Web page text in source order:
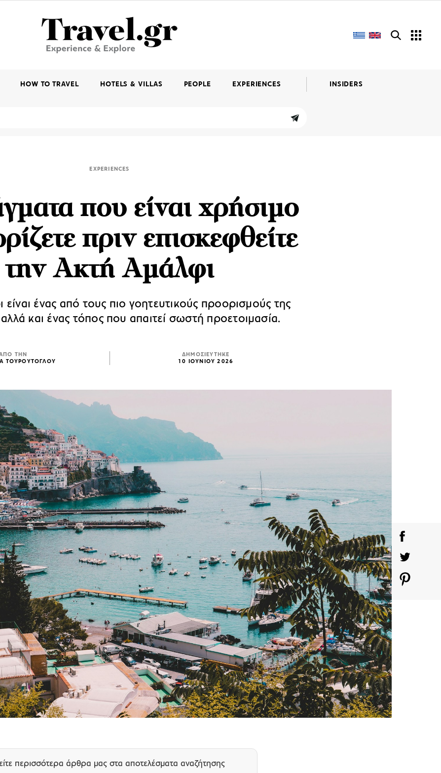
HOW TO TRAVEL HOTELS & VILLAS PEOPLE EXPERIENCES INSIDERS
EXPERIENCES
που είναι χρήσιμο
πριν επισκεφθείτε
την Ακτή Αμάλφι
ένας από τους πιο γοητευτικούς προορισμούς της
και ένας τόπος που απαιτεί σωστή προετοιμασία.
ΤΗΝ
ΤΟΥΡΟΥΤΟΓΛΟΥ
ΔΗΜΟΣΙΕΥΤΗΚΕ
10 ΙΟΥΝΙΟΥ 2026
περισσότερα άρθρα μας στα αποτελέσματα αναζήτησης